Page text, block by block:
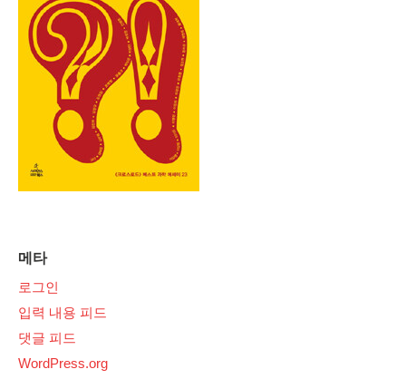
메타
로그인
입력 내용 피드
댓글 피드
WordPress.org